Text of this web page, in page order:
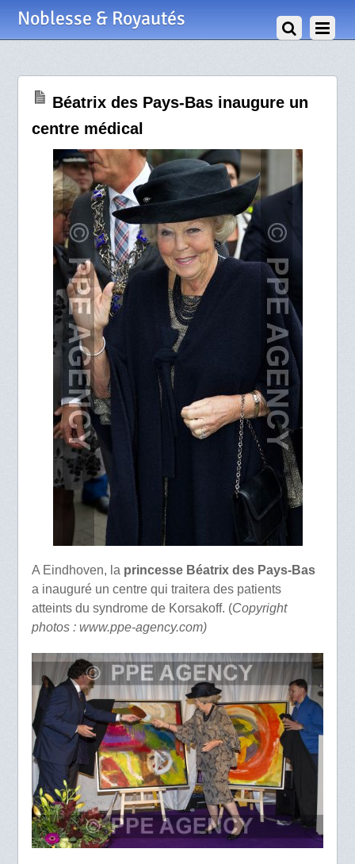
Noblesse & Royautés
Béatrix des Pays-Bas inaugure un
centre médical
A Eindhoven, la princesse Béatrix des Pays-Bas
a inauguré un centre qui traitera des patients
atteints du syndrome de Korsakoff. (Copyright
photos : www.ppe-agency.com)